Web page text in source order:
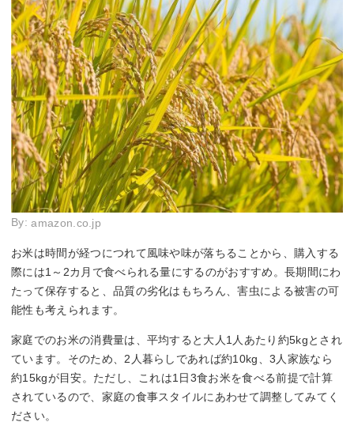
By:amazon.co.jp
お米は時間が経つにつれて風味や味が落ちることから、購入する
際には1～2カ月で食べられる量にするのがおすすめ。長期間にわ
たって保存すると、品質の劣化はもちろん、害虫による被害の可
能性も考えられます。
家庭でのお米の消費量は、平均すると大人1人あたり約5kgとされ
ています。そのため、2人暮らしであれば約10kg、3人家族なら
約15kgが目安。ただし、これは1日3食お米を食べる前提で計算
されているので、家庭の食事スタイルにあわせて調整してみてく
ださい。